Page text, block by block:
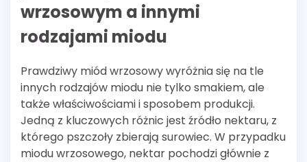
wrzosowym a innymi
rodzajami miodu
Prawdziwy miód wrzosowy wyróżnia się na tle
innych rodzajów miodu nie tylko smakiem, ale
także właściwościami i sposobem produkcji.
Jedną z kluczowych różnic jest źródło nektaru, z
którego pszczoły zbierają surowiec. W przypadku
miodu wrzosowego, nektar pochodzi głównie z